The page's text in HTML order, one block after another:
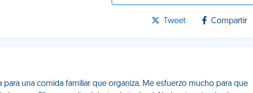
Tweet Compartir
una comida familiar que organiza. Me esfuerzo mucho para que